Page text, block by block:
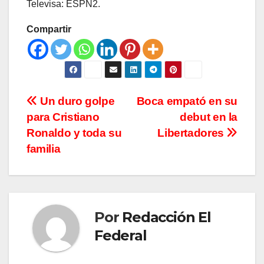
Televisa: ESPN2.
Compartir
Navegación
de
entradas
Boca empató en su
debut en la
Libertadores
Un duro golpe
para Cristiano
Ronaldo y toda su
familia
Por Redacción El
Federal